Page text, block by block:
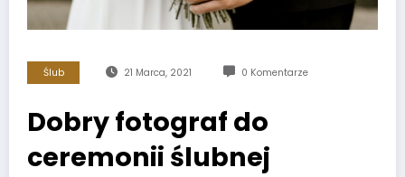
Ślub 21 Marca, 2021 0 Komentarze
Dobry fotograf do
ceremonii ślubnej